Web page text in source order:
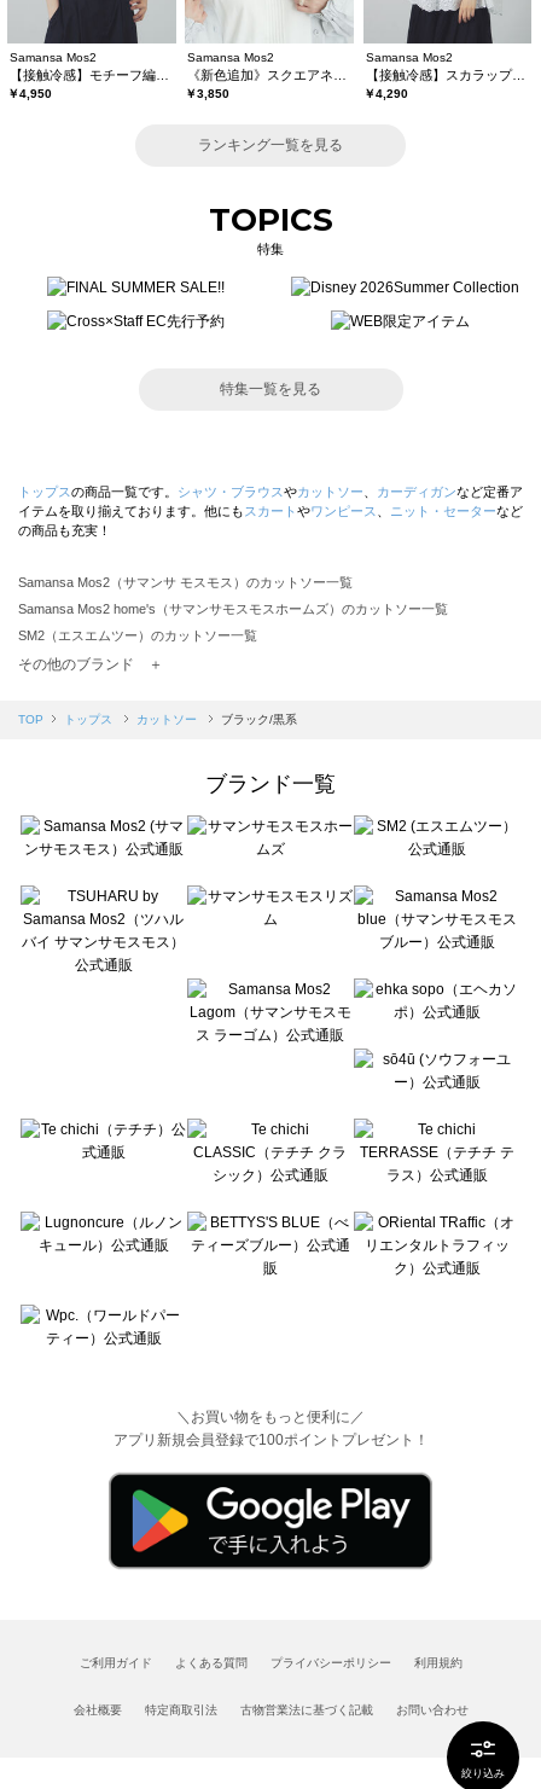
絞り込み
Samansa Mos2
￥4,950
Samansa Mos2
￥3,850
Samansa Mos2
【接触冷感】スカラップレース切替カットソー
￥4,290
ランキング一覧を見る
TOPICS
特集
特集一覧を見る
トップスの商品一覧です。 シャツ・ブラウスやカットソー カーディガンなど定番ア
イテムを取り揃えております。他にも スカート やワンピース ニット・セーターなど
の商品も充実！
Samansa Mos2（サマンサ モスモス）のカットソー一覧
Samansa Mos2 home's（サマンサモスモスホームズ）のカットソー一覧
SM2（エスエムツー）のカットソー一覧
TSUHARU by Samansa Mos2（ツハルバイサマンサモスモス）のカットソー一覧
Samansa Mos2 blue（サマンサモスモス ブルー）のカットソー一覧
sō4ū（ソウフォーユー）のカットソー一覧
Te chichi（テチチ）のカットソー一覧
Te chichi CLASSIC（テチチ クラシック）のカットソー一覧
Lugnoncure（ルノンキュール）のカットソー一覧
BETTY'S BLUE（べティーズブルー）のカットソー一覧
Wpc.（ワールドパーティー）のカットソー一覧
その他のブランド ＋
TOP トップス カットソー ブラック/黒系
ブランド一覧
＼お買い物をもっと便利に／
アプリ新規会員登録で100ポイントプレゼント！
ご利用ガイド よくある質問 プライバシーポリシー 利用規約
会社概要 特定商取引法 古物営業法に基づく記載 お問い合わせ